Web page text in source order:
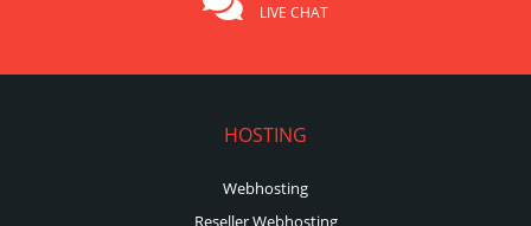
LIVE CHAT
HOSTING
Webhosting
Reseller Webhosting